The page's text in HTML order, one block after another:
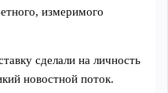
измеримого
сделали на личность
новостной поток.